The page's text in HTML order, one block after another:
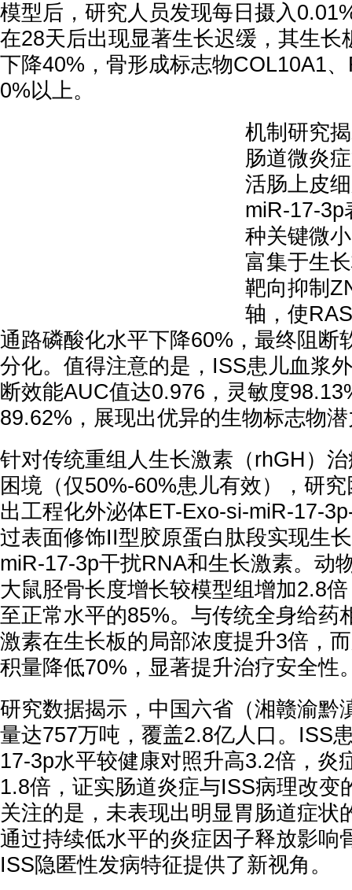
模型后，研究人员发现每日摄入
在28天后出现显著生长迟缓，其生长
下降40%，骨形成标志物COL10A1
0%以上。
机制研究
肠道微炎
活肠上皮
miR-17-3p
种关键微
富集于生
靶向抑制
轴，使
通路磷酸化水平下降60%，最终阻断
分化。值得注意的是，ISS患儿血浆
断效能AUC值达0.976，灵敏度
89.62%，展现出优异的生物标志物
针对传统重组人生长激素（rhGH）
困境（仅50%-60%患儿有效），研
出工程化外泌体ET-Exo-si-miR-17-
过表面修饰II型胶原蛋白肽段实现生
miR-17-3p干扰RNA和生长激素。动
大鼠胫骨长度增长较模型组增加2.8
至正常水平的85%。与传统全身给药
激素在生长板的局部浓度提升3倍，
积量降低70%，显著提升治疗安全性
研究数据揭示，中国六省（湘赣渝黔
量达757万吨，覆盖2.8亿人口。ISS
17-3p水平较健康对照升高3.2倍，炎
1.8倍，证实肠道炎症与ISS病理改变
关注的是，未表现出明显胃肠道症状
通过持续低水平的炎症因子释放影响
ISS隐匿性发病特征提供了新视角。